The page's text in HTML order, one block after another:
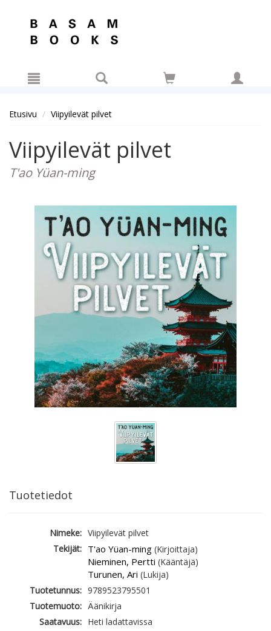
Etusivu Viipyilevät pilvet
Viipyilevät pilvet
T'ao Yüan-ming
Tuotetiedot
Nimeke: Viipyilevät pilvet
Tekijät: T'ao Yüan-ming (Kirjoittaja)
Nieminen, Pertti (Kääntäjä)
Turunen, Ari (Lukija)
Tuotetunnus: 9789523795501
Tuotemuoto: Äänikirja
Saatavuus: Heti ladattavissa